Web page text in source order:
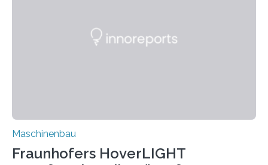
Durch den verstärkten Einsatz von Rezyklaten
Maschinenbau
Fraunhofers HoverLIGHT